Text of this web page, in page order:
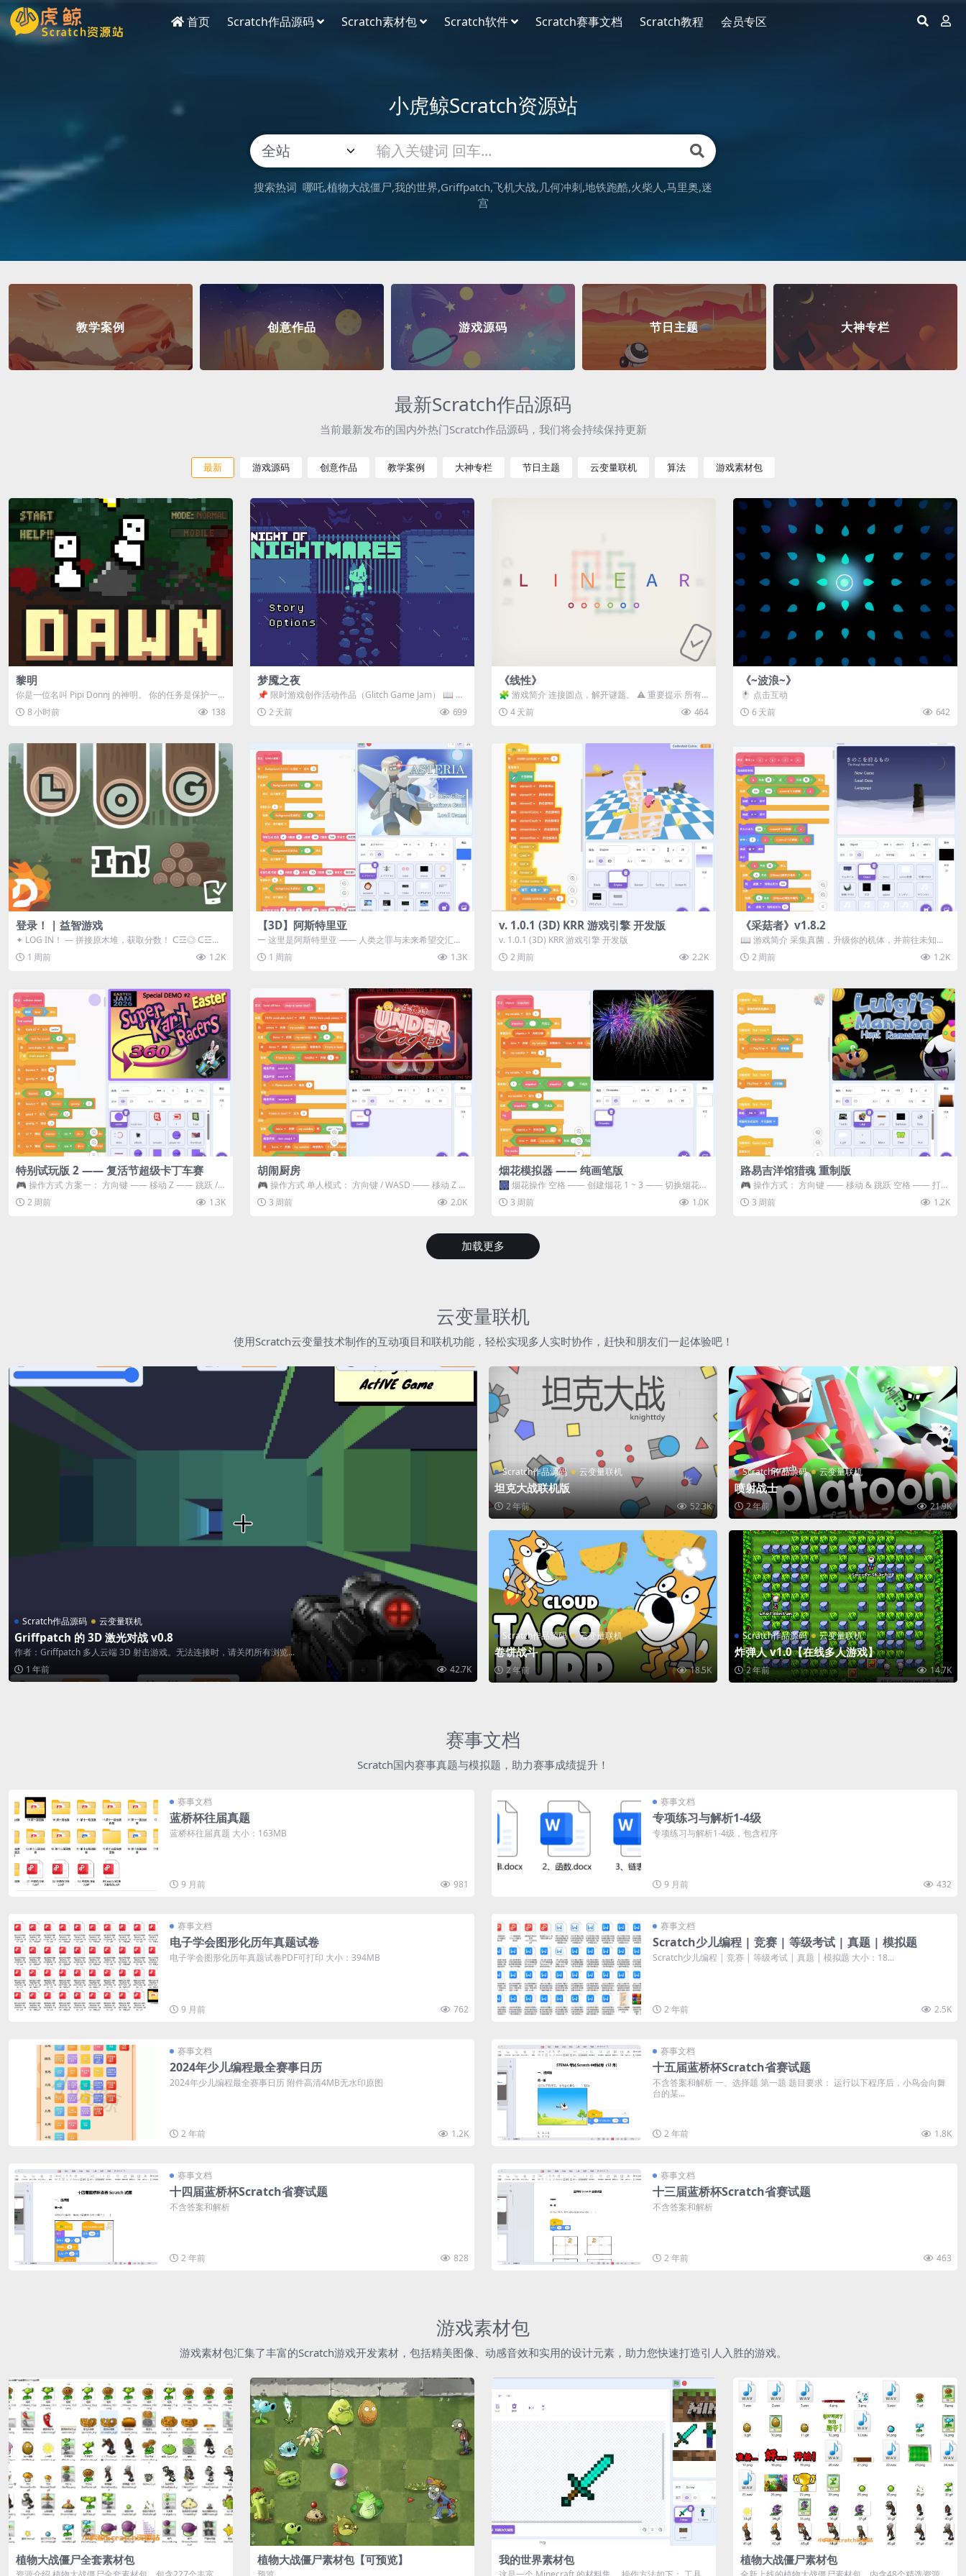
首页 Scratch作品源码 Scratch素材包 Scratch软件 Scratch赛事文档 Scratch教程 会员专区
小虎鲸Scratch资源站
搜索热词 哪吒 植物大战僵尸 我的世界 Griffpatch 飞机大战 几何冲刺 地铁跑酷 火柴人 马里奥 迷
宫
教学案例 创意作品 游戏源码 节日主题 大神专栏
最新Scratch作品源码
当前最新发布的国内外热门Scratch作品源码，我们将会持续保持更新
最新 游戏源码 创意作品 教学案例 大神专栏 节日主题 云变量联机 算法 游戏素材包
黎明
你是一位名叫 Pipi Donnj 的神明。 你的任务是保护一
群白色小人。 点击...
8 小时前 138
梦魇之夜
📌 限时游戏创作活动作品（Glitch Game Jam） 📖 故
事背景 怪物四...
2 天前 699
《线性》
🧩 游戏简介 连接圆点，解开谜题。 ⚠️ 重要提示 所有
关卡均可通关，请确保使用...
4 天前 464
《~波浪~》
🖱️ 点击互动
6 天前
642
登录！ | 益智游戏
✦ LOG IN！ — 拼接原木堆，获取分数！ ᑕ☲◎ ᑕ☲◎
ᑕ☲◎ ᑕ☲◎ ...
1 周前 1.2K
【3D】阿斯特里亚
ー 这里是阿斯特里亚 —— 人类之罪与未来希望交汇之
地 📖 游戏简介 《阿斯特里...
1 周前 1.3K
v. 1.0.1 (3D) KRR 游戏引擎 开发版
v. 1.0.1 (3D) KRR 游戏引擎 开发版
2 周前
2.2K
《采菇者》v1.8.2
📖 游戏简介 采集真菌，升级你的机体，并前往未知领
域探索。 这是一款静谧的探索冒...
2 周前 1.2K
特别试玩版 2 —— 复活节超级卡丁车赛
🎮 操作方式 方案一： 方向键 —— 移动 Z —— 跳跃 /
漂移 方案二： ...
2 周前 1.3K
胡闹厨房
🎮 操作方式 单人模式： 方向键 / WASD —— 移动 Z /
K —— 抓...
3 周前 2.0K
烟花模拟器 —— 纯画笔版
🎆 烟花操作 空格 —— 创建烟花 1 ~ 3 —— 切换烟花类
型 普通烟花 嘶...
3 周前 1.0K
路易吉洋馆猎魂 重制版
🎮 操作方式： 方向键 —— 移动 & 跳跃 空格 —— 打开
宝箱 将你...
3 周前 1.2K
加载更多
云变量联机
使用Scratch云变量技术制作的互动项目和联机功能，轻松实现多人实时协作，赶快和朋友们一起体验吧！
Scratch作品源码 云变量联机
Griffpatch 的 3D 激光对战 v0.8
作者：Griffpatch 多人云端 3D 射击游戏。无法连接时，请关闭所有浏览...
1 年前
42.7K
Scratch作品源码 云变量联机
坦克大战联机版
2 年前 52.3K
Scratch作品源码 云变量联机
喷射战士
2 年前 21.9K
Scratch作品源码 云变量联机
卷饼战斗
2 年前 18.5K
Scratch作品源码 云变量联机
炸弹人 v1.0【在线多人游戏】
2 年前 14.7K
赛事文档
Scratch国内赛事真题与模拟题，助力赛事成绩提升！
赛事文档
蓝桥杯往届真题
蓝桥杯往届真题 大小：163MB
9 月前 981
赛事文档
专项练习与解析1-4级
专项练习与解析1-4级，包含程序
9 月前 432
赛事文档
电子学会图形化历年真题试卷
电子学会图形化历年真题试卷PDF可打印 大小：394MB
9 月前 762
赛事文档
Scratch少儿编程 | 竞赛 | 等级考试 | 真题 | 模拟题
Scratch少儿编程 | 竞赛 | 等级考试 | 真题 | 模拟题 大小：18...
2 年前 2.5K
赛事文档
2024年少儿编程最全赛事日历
2024年少儿编程最全赛事日历 附件高清4MB无水印原图
2 年前 1.2K
赛事文档
十五届蓝桥杯Scratch省赛试题
不含答案和解析 一、选择题 第一题 题目要求： 运行以下程序后，小鸟会向舞
台的某...
2 年前 1.8K
赛事文档
十四届蓝桥杯Scratch省赛试题
不含答案和解析
2 年前 828
赛事文档
十三届蓝桥杯Scratch省赛试题
不含答案和解析
2 年前 463
游戏素材包
游戏素材包汇集了丰富的Scratch游戏开发素材，包括精美图像、动感音效和实用的设计元素，助力您快速打造引人入胜的游戏。
植物大战僵尸全套素材包 植物大战僵尸素材包【可预览】 我的世界素材包 植物大战僵尸素材包